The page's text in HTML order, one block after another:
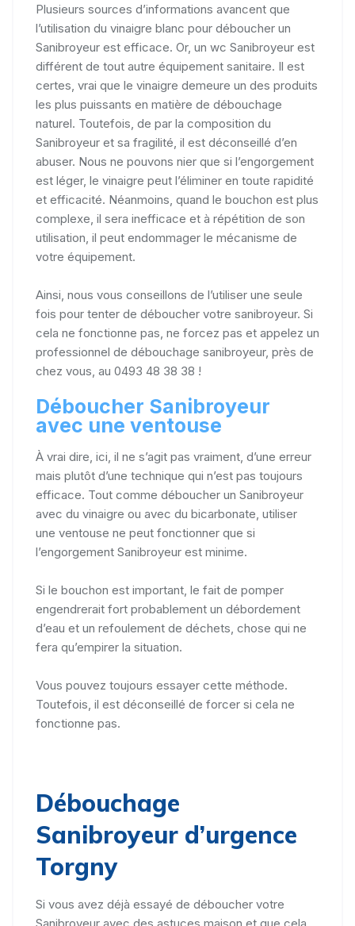
Plusieurs sources d’informations avancent que
l’utilisation du vinaigre blanc pour déboucher un
Sanibroyeur est efficace. Or, un wc Sanibroyeur est
différent de tout autre équipement sanitaire. Il est
certes, vrai que le vinaigre demeure un des produits
les plus puissants en matière de débouchage
naturel. Toutefois, de par la composition du
Sanibroyeur et sa fragilité, il est déconseillé d’en
abuser. Nous ne pouvons nier que si l’engorgement
est léger, le vinaigre peut l’éliminer en toute rapidité
et efficacité. Néanmoins, quand le bouchon est plus
complexe, il sera inefficace et à répétition de son
utilisation, il peut endommager le mécanisme de
votre équipement.
Ainsi, nous vous conseillons de l’utiliser une seule
fois pour tenter de déboucher votre sanibroyeur. Si
cela ne fonctionne pas, ne forcez pas et appelez un
professionnel de débouchage sanibroyeur, près de
chez vous, au 0493 48 38 38 !
Déboucher Sanibroyeur
avec une ventouse
À vrai dire, ici, il ne s’agit pas vraiment, d’une erreur
mais plutôt d’une technique qui n’est pas toujours
efficace. Tout comme déboucher un Sanibroyeur
avec du vinaigre ou avec du bicarbonate, utiliser
une ventouse ne peut fonctionner que si
l’engorgement Sanibroyeur est minime.
Si le bouchon est important, le fait de pomper
engendrerait fort probablement un débordement
d’eau et un refoulement de déchets, chose qui ne
fera qu’empirer la situation.
Vous pouvez toujours essayer cette méthode.
Toutefois, il est déconseillé de forcer si cela ne
fonctionne pas.
Débouchage
Sanibroyeur d’urgence
Torgny
Si vous avez déjà essayé de déboucher votre
Sanibroyeur avec des astuces maison et que cela